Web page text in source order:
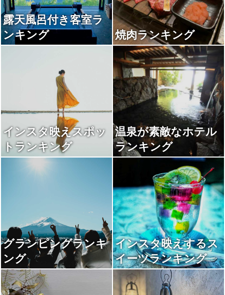
露天風呂付き客室ラ
ンキング
焼肉ランキング
インスタ映えスポッ
トランキング
温泉が素敵なホテル
ランキング
グランピングランキ
ング
インスタ映えするス
イーツランキング